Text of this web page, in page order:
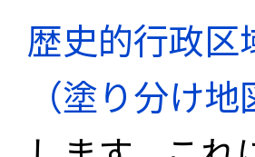
歴史的行政
（塗り分け地